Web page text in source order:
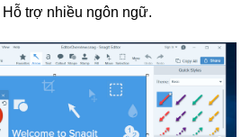
Hỗ trợ nhiều ngôn ngữ.